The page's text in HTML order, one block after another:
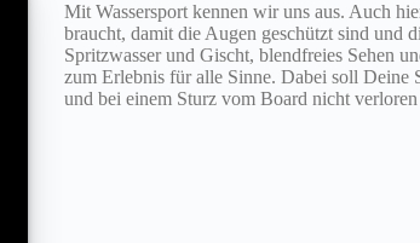
Mit Wassersport kennen wir uns aus. Auch
braucht, damit die Augen geschützt sind und
Spritzwasser und Gischt, blendfreies Sehen
zum Erlebnis für alle Sinne. Dabei soll Deine
und bei einem Sturz vom Board nicht verloren